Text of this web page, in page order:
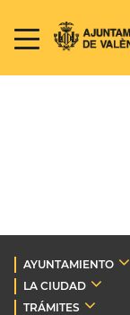
AYUNTAMIENTO
LA CIUDAD
TRÁMITES